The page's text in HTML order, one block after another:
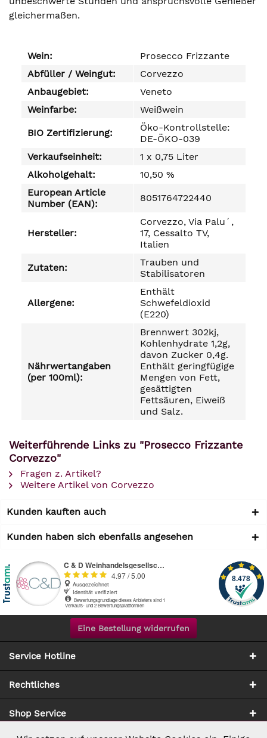
gleichermaßen.
Wein:
Prosecco Frizzante
Abfüller / Weingut:
Corvezzo
Anbaugebiet:
Veneto
Weinfarbe:
Weißwein
BIO Zertifizierung:
Öko-Kontrollstelle:
DE-ÖKO-039
Verkaufseinheit:
1 x 0,75 Liter
Alkoholgehalt:
10,50 %
European Article
Number (EAN):
8051764722440
Hersteller:
Corvezzo, Via Palu´,
17, Cessalto TV,
Italien
Zutaten:
Trauben und
Stabilisatoren
Allergene:
Enthält
Schwefeldioxid
(E220)
Nährwertangaben
(per 100ml):
Brennwert 302kj,
Kohlenhydrate 1,2g,
davon Zucker 0,4g.
Enthält geringfügige
Mengen von Fett,
gesättigten
Fettsäuren, Eiweiß
und Salz.
Weiterführende Links zu "Prosecco Frizzante
Corvezzo"
Fragen z. Artikel?
Weitere Artikel von Corvezzo
Kunden kauften auch
Kunden haben sich ebenfalls angesehen
Eine Bestellung widerrufen
Service Hotline
Rechtliches
Shop Service